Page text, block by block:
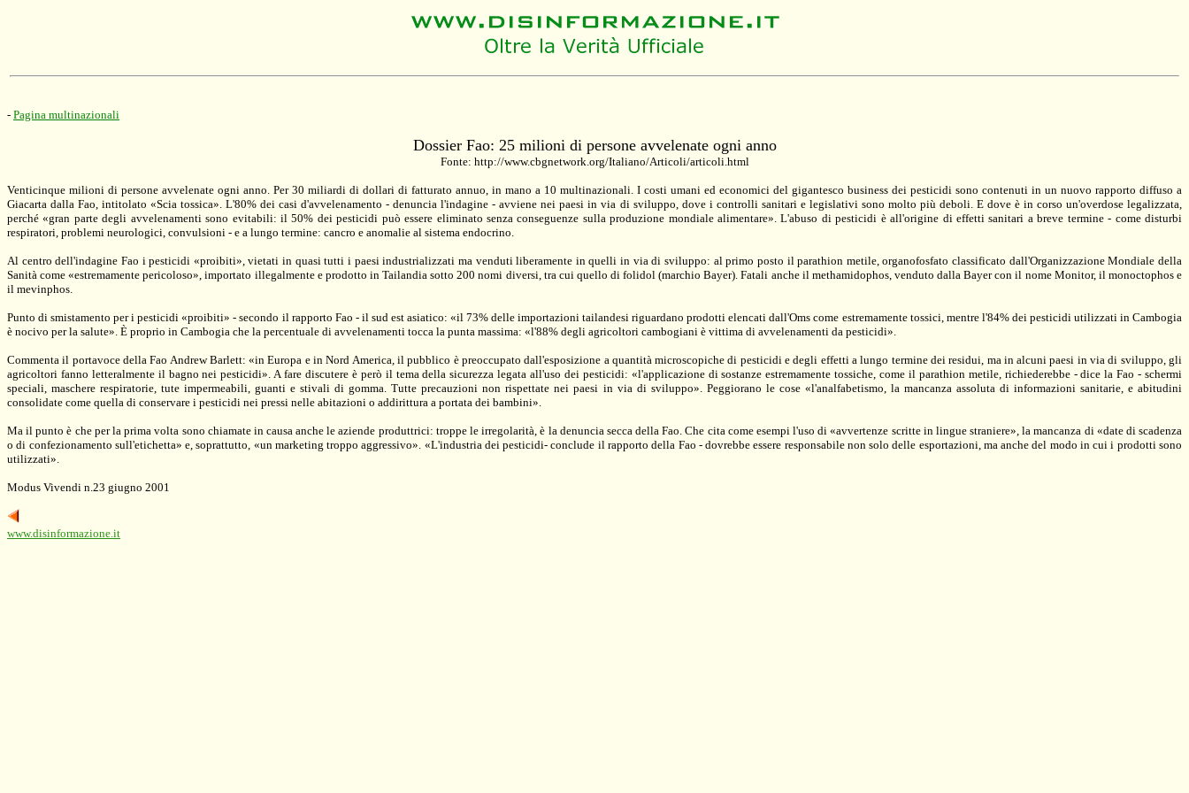
- Pagina multinazionali
Dossier Fao: 25 milioni di persone avvelenate ogni anno
Fonte: http://www.cbgnetwork.org/Italiano/Articoli/articoli.html
Venticinque milioni di persone avvelenate ogni anno. Per 30 miliardi di dollari di fatturato annuo, in mano a 10 multinazionali. I costi umani ed economici del gigantesco business dei pesticidi sono contenuti in un nuovo rapporto diffuso a
Giacarta dalla Fao, intitolato «Scia tossica». L'80% dei casi d'avvelenamento - denuncia l'indagine - avviene nei paesi in via di sviluppo, dove i controlli sanitari e legislativi sono molto più deboli. E dove è in corso un'overdose legalizzata,
perché «gran parte degli avvelenamenti sono evitabili: il 50% dei pesticidi può essere eliminato senza conseguenze sulla produzione mondiale alimentare». L'abuso di pesticidi è all'origine di effetti sanitari a breve termine - come disturbi
respiratori, problemi neurologici, convulsioni - e a lungo termine: cancro e anomalie al sistema endocrino.
Al centro dell'indagine Fao i pesticidi «proibiti», vietati in quasi tutti i paesi industrializzati ma venduti liberamente in quelli in via di sviluppo: al primo posto il parathion metile, organofosfato classificato dall'Organizzazione Mondiale della
Sanità come «estremamente pericoloso», importato illegalmente e prodotto in Tailandia sotto 200 nomi diversi, tra cui quello di folidol (marchio Bayer). Fatali anche il methamidophos, venduto dalla Bayer con il nome Monitor, il monoctophos e
il mevinphos.
Punto di smistamento per i pesticidi «proibiti» - secondo il rapporto Fao - il sud est asiatico: «il 73% delle importazioni tailandesi riguardano prodotti elencati dall'Oms come estremamente tossici, mentre l'84% dei pesticidi utilizzati in Cambogia
è nocivo per la salute». È proprio in Cambogia che la percentuale di avvelenamenti tocca la punta massima: «l'88% degli agricoltori cambogiani è vittima di avvelenamenti da pesticidi».
Commenta il portavoce della Fao Andrew Barlett: «in Europa e in Nord America, il pubblico è preoccupato dall'esposizione a quantità microscopiche di pesticidi e degli effetti a lungo termine dei residui, ma in alcuni paesi in via di sviluppo, gli
agricoltori fanno letteralmente il bagno nei pesticidi». A fare discutere è però il tema della sicurezza legata all'uso dei pesticidi: «l'applicazione di sostanze estremamente tossiche, come il parathion metile, richiederebbe - dice la Fao - schermi
speciali, maschere respiratorie, tute impermeabili, guanti e stivali di gomma. Tutte precauzioni non rispettate nei paesi in via di sviluppo». Peggiorano le cose «l'analfabetismo, la mancanza assoluta di informazioni sanitarie, e abitudini
consolidate come quella di conservare i pesticidi nei pressi nelle abitazioni o addirittura a portata dei bambini».
Ma il punto è che per la prima volta sono chiamate in causa anche le aziende produttrici: troppe le irregolarità, è la denuncia secca della Fao. Che cita come esempi l'uso di «avvertenze scritte in lingue straniere», la mancanza di «date di scadenza
o di confezionamento sull'etichetta» e, soprattutto, «un marketing troppo aggressivo». «L'industria dei pesticidi- conclude il rapporto della Fao - dovrebbe essere responsabile non solo delle esportazioni, ma anche del modo in cui i prodotti sono
utilizzati».
Modus Vivendi n.23 giugno 2001
www.disinformazione.it